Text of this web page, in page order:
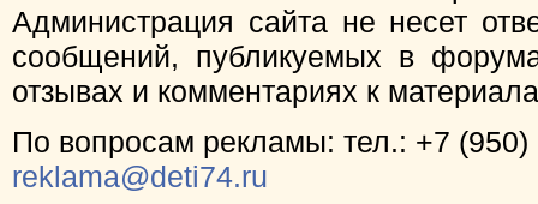
Администрация сайта не несет
сообщений, публикуемых в
отзывах и комментариях к
По вопросам рекламы: тел.: +7 (950)
reklama@deti74.ru